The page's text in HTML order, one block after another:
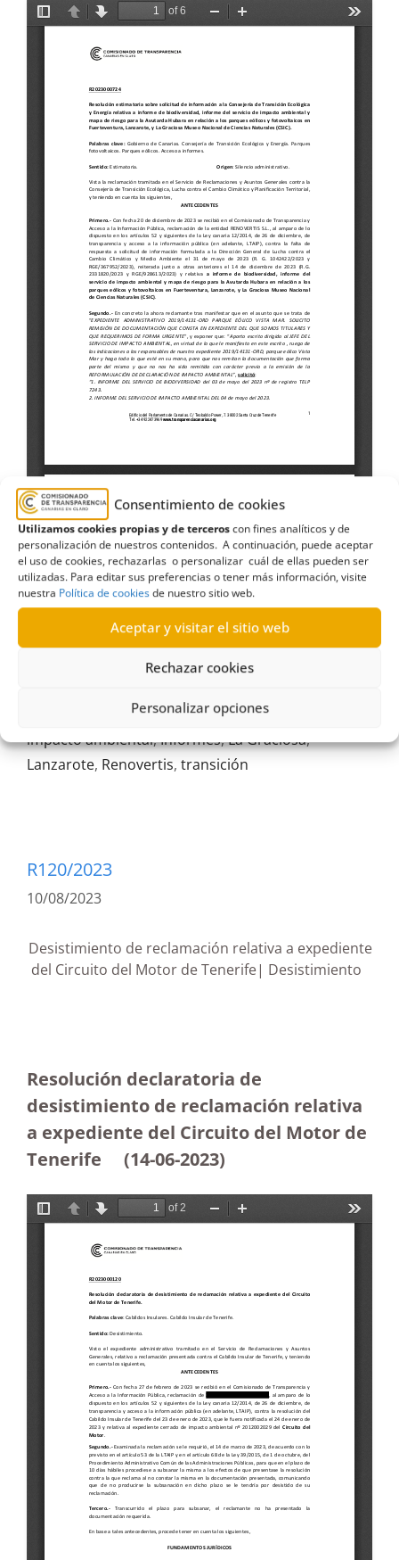
Consentimiento de cookies
Utilizamos cookies propias y de terceroscon fines analíticos y de
personalización de nuestros contenidos. A continuación, puede aceptar
el uso de cookies, rechazarlas o personalizar cuál de ellas pueden ser
utilizadas. Para editar sus preferencias o tener más información, visite
nuestra Política de cookiesde nuestro sitio web.
Aceptar y visitar el sitio web
Rechazar cookies
Personalizar opciones
Fuerteventura ,Gobierno de Canarias
impacto ambiental,Informes,La Graciosa,
Lanzarote, Renovertis, transición
R120/2023
10/08/2023
Desistimiento de reclamación relativa a expediente
del Circuito del Motor de Tenerife| Desistimiento
Resolución declaratoria de
desistimiento de reclamación relativa
a expediente del Circuito del Motor de
Tenerife (14-06-2023)